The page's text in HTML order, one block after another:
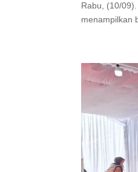
Rabu, (10/
menampilkan